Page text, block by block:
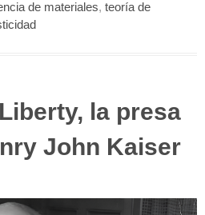
de materiales, teoría de
la presa
John Kaiser